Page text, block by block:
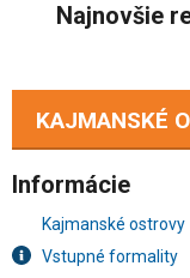
Najnovšie
KAJMANSKÉ
Informácie
Kajmanské ostrovy
Vstupné formality